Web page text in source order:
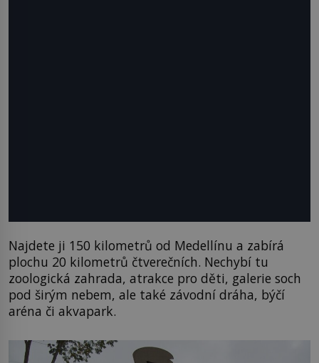
Najdete ji 150 kilometrů od Medellínu a zabírá
plochu 20 kilometrů čtverečních. Nechybí tu
zoologická zahrada, atrakce pro děti, galerie soch
pod širým nebem, ale také závodní dráha, býčí
aréna či akvapark.